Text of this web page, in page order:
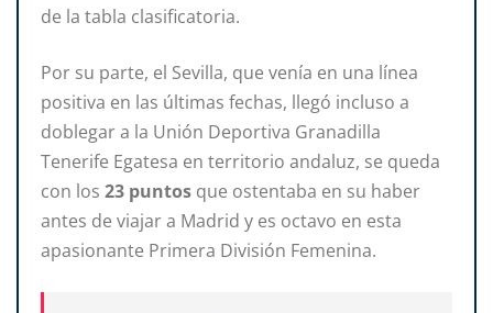
de la tabla clasificatoria.
Por su parte, el Sevilla, que venía en una línea
positiva en las últimas fechas, llegó incluso a
doblegar a la Unión Deportiva Granadilla
Tenerife Egatesa en territorio andaluz, se queda
con los 23 puntos que ostentaba en su haber
antes de viajar a Madrid y es octavo en esta
apasionante Primera División Femenina.